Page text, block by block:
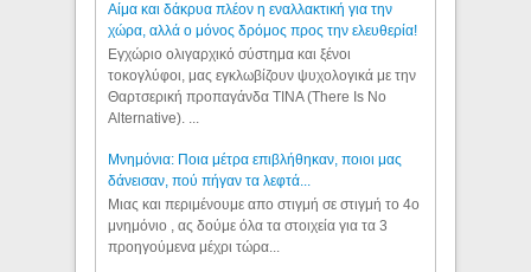
Αίμα και δάκρυα πλέον η εναλλακτική για την
χώρα, αλλά ο μόνος δρόμος προς την ελευθερία!
Εγχώριο ολιγαρχικό σύστημα και ξένοι
τοκογλύφοι, μας εγκλωβίζουν ψυχολογικά με την
Θαρτσερική προπαγάνδα TINA (There Is No
Alternative). ...
Μνημόνια: Ποια μέτρα επιβλήθηκαν, ποιοι μας
δάνεισαν, πού πήγαν τα λεφτά...
Μιας και περιμένουμε απο στιγμή σε στιγμή το 4ο
μνημόνιο , ας δούμε όλα τα στοιχεία για τα 3
προηγούμενα μέχρι τώρα...